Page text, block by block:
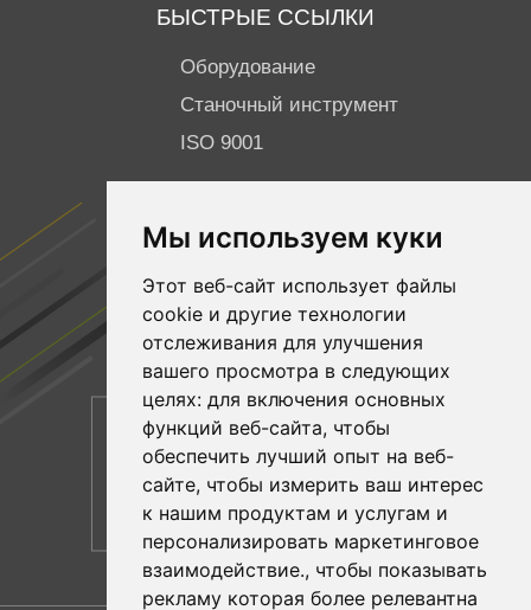
Мы используем куки
Этот веб-сайт использует файлы
cookie и другие технологии
отслеживания для улучшения
вашего просмотра в следующих
целях: для включения основных
функций веб-сайта, чтобы
обеспечить лучший опыт на веб-
сайте, чтобы измерить ваш интерес
к нашим продуктам и услугам и
персонализировать маркетинговое
взаимодействие., чтобы показывать
рекламу которая более релевантна
БЫСТРЫЕ ССЫЛКИ
Оборудование
Станочный инструмент
ISO 9001
Facebook
YouTube
Linkedin